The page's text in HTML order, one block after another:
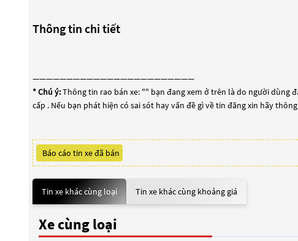
Thông tin chi tiết
————————————————————————
* Chú ý:Thông tin rao bán xe: "" bạn đang xem ở trên là do người dùng
cấp . Nếu bạn phát hiện có sai sót hay vấn đề gì về tin đăng xin hãy
Báo cáo tin xe đã bán
Tin xe khác cùng loại Tin xe khác cùng khoảng giá
Xe cùng loại